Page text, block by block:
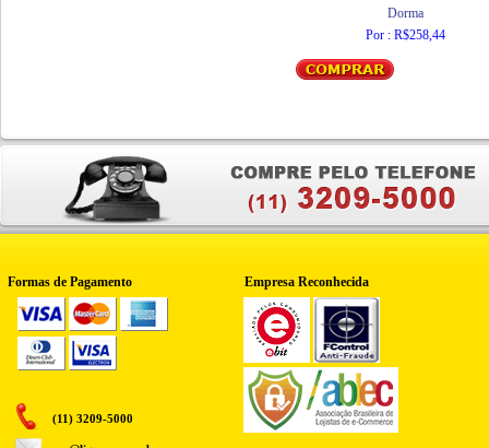
Dorma
Por : R$258,44
Formas de Pagamento Empresa Reconhecida
(11) 3209-5000